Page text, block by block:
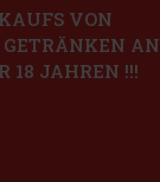
VON
AN
18 JAHREN !!!